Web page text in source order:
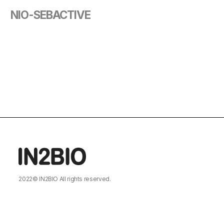
NIO-SEBACTIVE
2022© IN2BIO All rights reserved.